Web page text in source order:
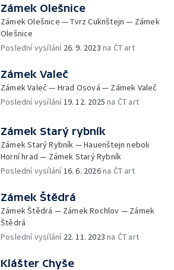
Zámek Olešnice
Zámek Olešnice — Tvrz Cuknštejn — Zámek
Olešnice
Poslední vysílání 26. 9. 2023 na ČT art
Zámek Valeč
Zámek Valeč — Hrad Osová — Zámek Valeč
Poslední vysílání19. 12. 2025 na ČT art
Zámek Starý rybník
Zámek Starý Rybník — Hauenštejn neboli
Horní hrad — Zámek Starý Rybník
Poslední vysílání16. 6. 2026na ČT art
Zámek Štědrá
Zámek Štědrá — Zámek Rochlov — Zámek
Štědrá
Poslední vysílání 22. 11. 2023 na ČT art
Klášter Chyše